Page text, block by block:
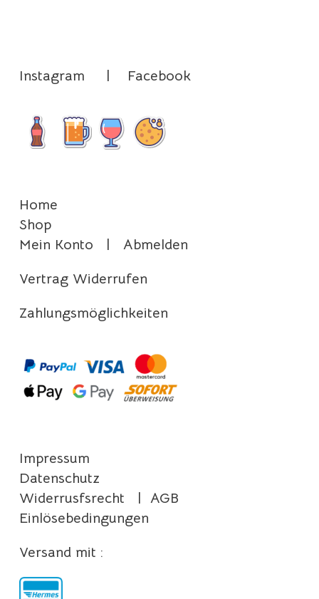
Instagram | Facebook
Home
Shop
Mein Konto | Abmelden
Vertrag Widerrufen
Zahlungsmöglichkeiten
Impressum
Datenschutz
Widerrusfsrecht | AGB
Einlösebedingungen
Versand mit :